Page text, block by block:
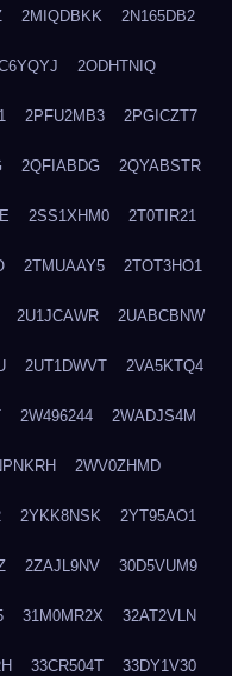
2MIQDBKK 2N165DB2
2ODHTNIQ
2PFU2MB3 2PGICZT7
2QFIABDG 2QYABSTR
2SS1XHM0 2T0TIR21
2TMUAAY5 2TOT3HO1
2U1JCAWR 2UABCBNW
2UT1DWVT 2VA5KTQ4
2W496244 2WADJS4M
2WV0ZHMD
2YKK8NSK 2YT95AO1
2ZAJL9NV 30D5VUM9
31M0MR2X 32AT2VLN
33CR504T 33DY1V30